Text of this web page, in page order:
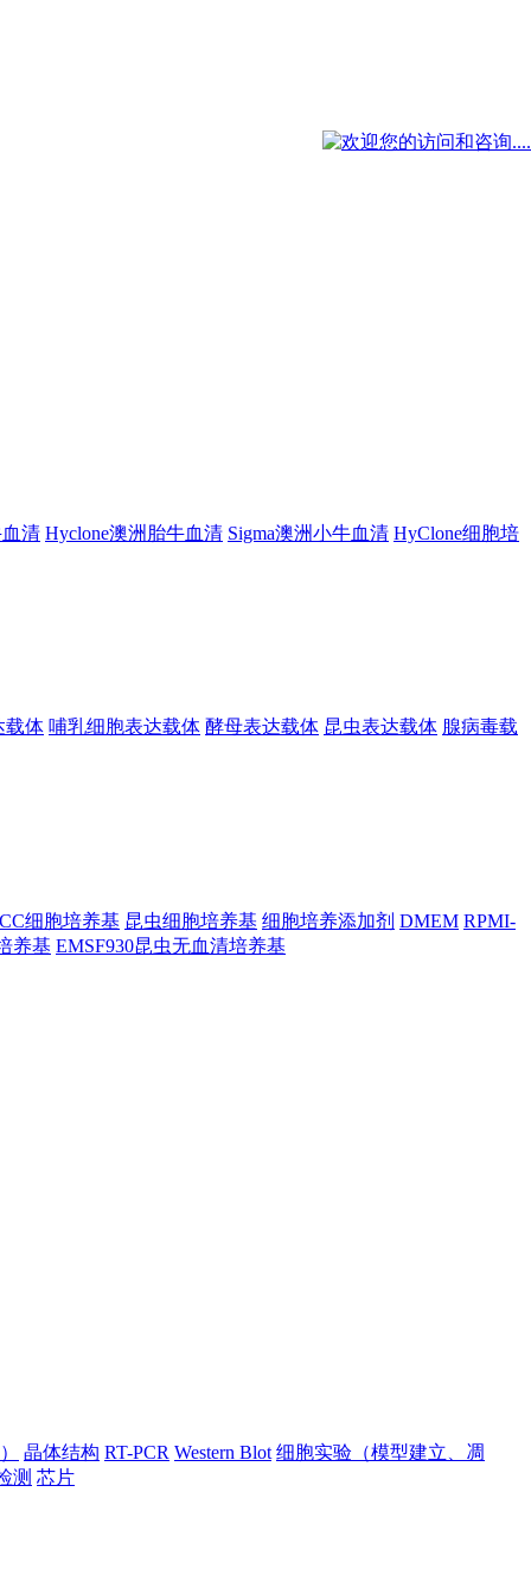
血清 Hyclone澳洲胎牛血清 Sigma澳洲小牛血清 HyClone细胞培
载体 哺乳细胞表达载体 酵母表达载体 昆虫表达载体 腺病毒载
细胞培养基 昆虫细胞培养基 细胞培养添加剂 DMEM RPMI-
养基 EMSF930昆虫无血清培养基
晶体结构 RT-PCR Western Blot 细胞实验（模型建立、凋
测 芯片